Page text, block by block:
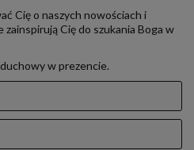
Cię o naszych nowościach i
Cię do szukania Boga w
w prezencie.